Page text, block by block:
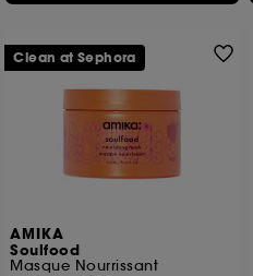
AMIKA
Soulfood
Masque Nourrissant
Clean at Sephora